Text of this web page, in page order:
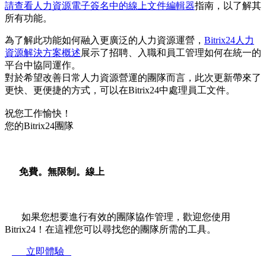
請查看人力資源電子簽名中的線上文件編輯器指南，以了解其
所有功能。
為了解此功能如何融入更廣泛的人力資源運營， Bitrix24人力
資源解決方案概述展示了招聘、入職和員工管理如何在統一的
平台中協同運作。
對於希望改善日常人力資源營運的團隊而言，此次更新帶來了
更快、更便捷的方式，可以在Bitrix24中處理員工文件。
祝您工作愉快！
您的Bitrix24團隊
免費。無限制。線上
如果您想要進行有效的團隊協作管理，歡迎您使用
Bitrix24！在這裡您可以尋找您的團隊所需的工具。
立即體驗